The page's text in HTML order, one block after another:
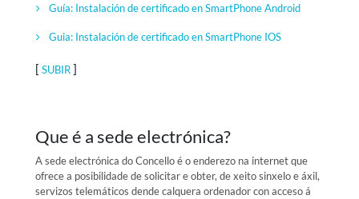
Guía: Instalación de certificado en SmartPhone Android
Guia: Instalación de certificado en SmartPhone IOS
[ SUBIR]
Que é a sede electrónica?
A sede electrónica do Concello é o enderezo na internet que
ofrece a posibilidade de solicitar e obter, de xeito sinxelo e áxil,
servizos telemáticos dende calquera ordenador con acceso á